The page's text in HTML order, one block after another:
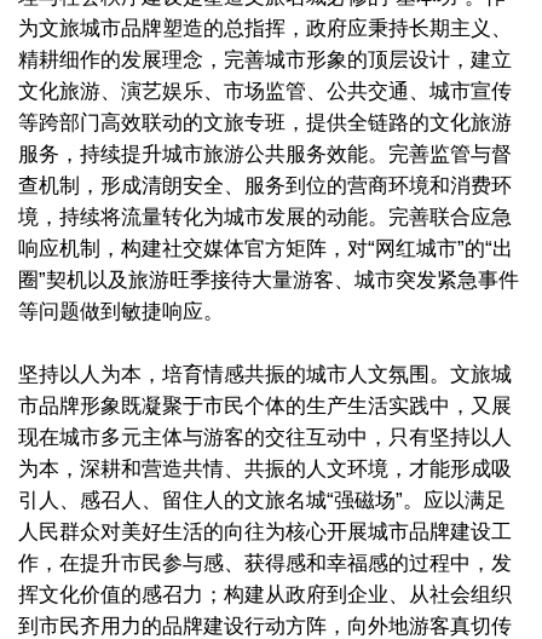
为文旅城市品牌塑造的总指挥，政府应秉持长期主义、
精耕细作的发展理念，完善城市形象的顶层设计，建立
文化旅游、演艺娱乐、市场监管、公共交通、城市宣传
等跨部门高效联动的文旅专班，提供全链路的文化旅游
服务，持续提升城市旅游公共服务效能。完善监管与督
查机制，形成清朗安全、服务到位的营商环境和消费环
境，持续将流量转化为城市发展的动能。完善联合应急
响应机制，构建社交媒体官方矩阵，对“网红城市”的“出
圈”契机以及旅游旺季接待大量游客、城市突发紧急事件
等问题做到敏捷响应。
坚持以人为本，培育情感共振的城市人文氛围。文旅城
市品牌形象既凝聚于市民个体的生产生活实践中，又展
现在城市多元主体与游客的交往互动中，只有坚持以人
为本，深耕和营造共情、共振的人文环境，才能形成吸
引人、感召人、留住人的文旅名城“强磁场”。应以满足
人民群众对美好生活的向往为核心开展城市品牌建设工
作，在提升市民参与感、获得感和幸福感的过程中，发
挥文化价值的感召力；构建从政府到企业、从社会组织
到市民齐用力的品牌建设行动方阵，向外地游客真切传